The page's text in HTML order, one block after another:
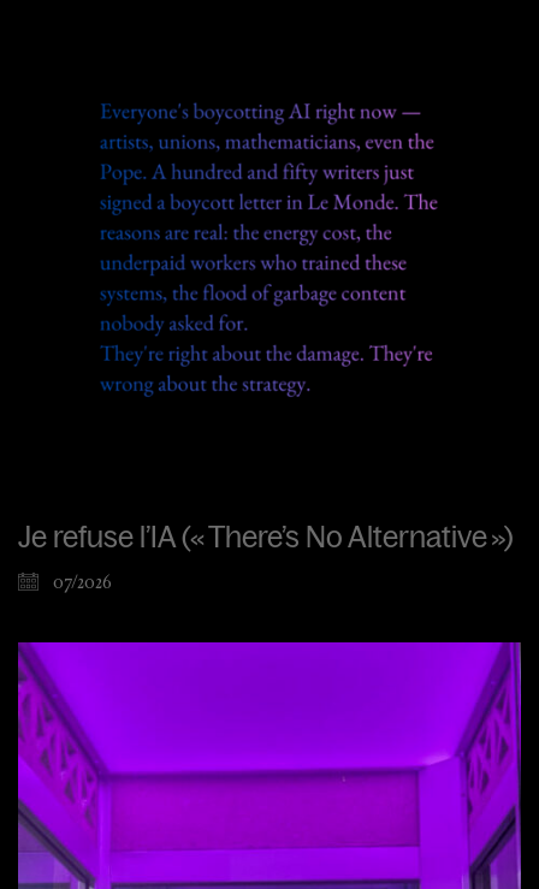
Je refuse l’IA (« There’s No Alternative »)
07/2026